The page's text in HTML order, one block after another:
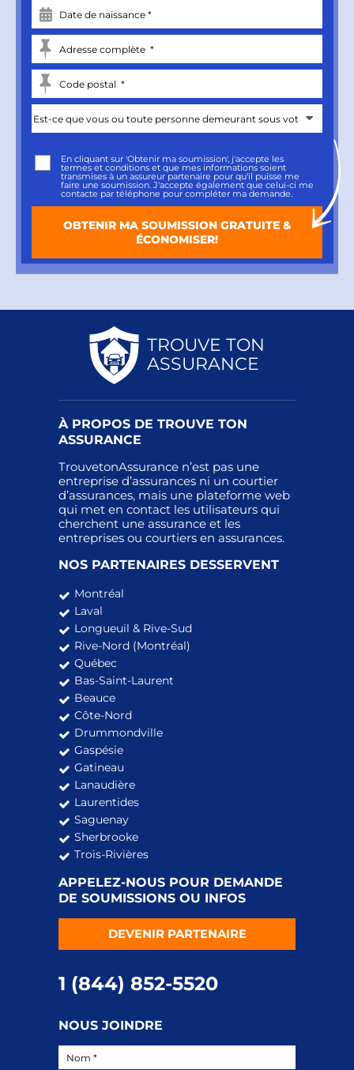
En cliquant sur 'Obtenir ma soumission', j'accepte les
termes et conditions et que mes informations soient
transmises à un assureur partenaire pour qu'il puisse me
faire une soumission. J'accepte également que celui-ci me
contacte par téléphone pour compléter ma demande.
TROUVE TON
ASSURANCE
À PROPOS DE TROUVE TON
ASSURANCE
TrouvetonAssurance n’est pas une
entreprise d’assurances ni un courtier
d’assurances, mais une plateforme web
qui met en contact les utilisateurs qui
cherchent une assurance et les
entreprises ou courtiers en assurances.
NOS PARTENAIRES DESSERVENT
Montréal
Laval
Longueuil & Rive-Sud
Rive-Nord (Montréal)
Québec
Bas-Saint-Laurent
Beauce
Côte-Nord
Drummondville
Gaspésie
Gatineau
Lanaudière
Laurentides
Saguenay
Sherbrooke
Trois-Rivières
APPELEZ-NOUS POUR DEMANDE
DE SOUMISSIONS OU INFOS
DEVENIR PARTENAIRE
1 (844) 852-5520
NOUS JOINDRE